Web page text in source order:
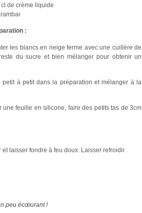
de crème liquide
:
les blancs en neige ferme avec une cuillère de
du sucre et bien mélanger pour obtenir un
à petit dans la préparation et mélanger à la
feuille en silicone, faire des petits tas de 3cm
laisser fondre à feu doux. Laisser refroidir.
peu écœurant !